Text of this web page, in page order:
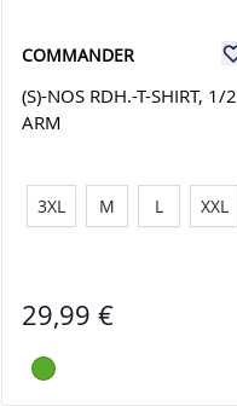
COMMANDER
(S)-NOS RDH.-T-SHIRT, 1/2
ARM
3XL M L XXL
29,99 €